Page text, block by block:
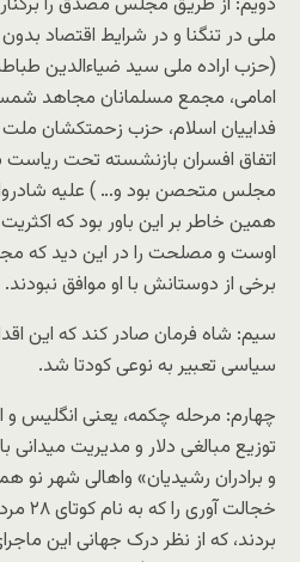
ملی در تنگنا و در شرایط اقتصاد
(حزب اراده ملی سید ضیاء‌الدین
امامی، مجمع مسلمانان مجاهد
فداییان اسلام، حزب زحمتکشان ملت
اتفاق افسران بازنشسته تحت
مجلس متحصن بود و… ) علیه
همین خاطر بر این باور بود که
اوست و مصلحت را در این دید که
برخی از دوستانش با او موافق نبودند.
سیم: شاه فرمان صادر کند که این
سیاسی تعبیر به نوعی کودتا شد.
چهارم: مرحله چکمه، یعنی انگلیس و
توزیع مبالغی دلار و مدیریت میدانی
و برادران رشیدیان» واهالی شهر نو
بردند، که از نظر درک جهانی این